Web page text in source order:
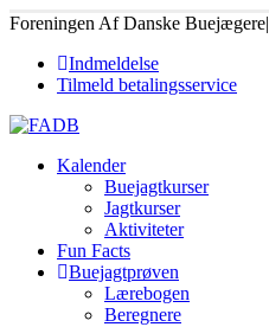
Foreningen Af Danske Buejægere|
Indmeldelse
Tilmeld betalingsservice
Kalender
Buejagtkurser
Jagtkurser
Aktiviteter
Fun Facts
Buejagtprøven
Lærebogen
Beregnere